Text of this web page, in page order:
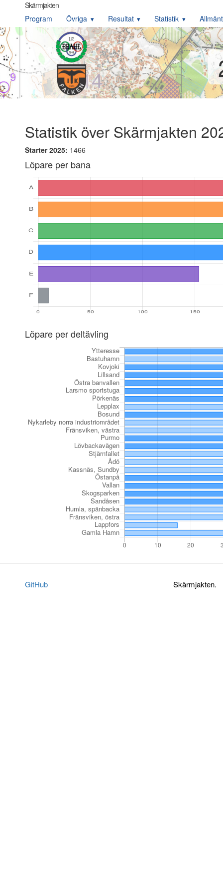
Skärmjakten
Program
Övriga Resultat Statistik Allmänt
Statistik över Skärmjakten
Starter 2025: 1466
Löpare per bana
Löpare per deltävling
GitHub Skärmjakten.